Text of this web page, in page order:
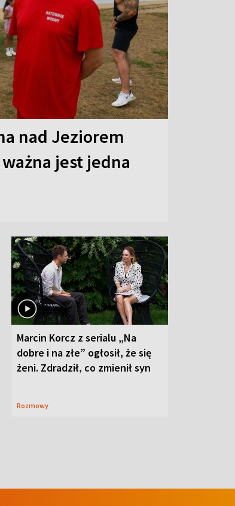
nad Jeziorem
jest jedna
Marcin Korcz z serialu „Na
dobre i na złe” ogłosił, że się
żeni. Zdradził, co zmienił syn
Rozmowy